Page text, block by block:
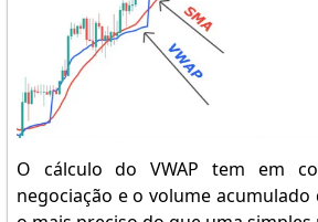
O cálculo do VWAP tem em
negociação e o volume